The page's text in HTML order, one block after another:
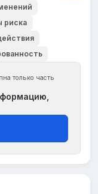
риска
только часть